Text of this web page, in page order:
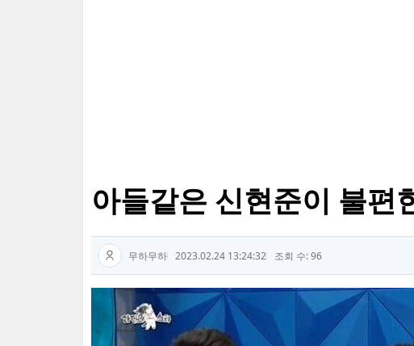
아들같은 신현준이 불편
무하무하 2023.02.24 13:24:32 조회 수: 96